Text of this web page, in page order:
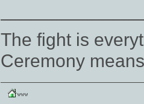
The fight is
Ceremony